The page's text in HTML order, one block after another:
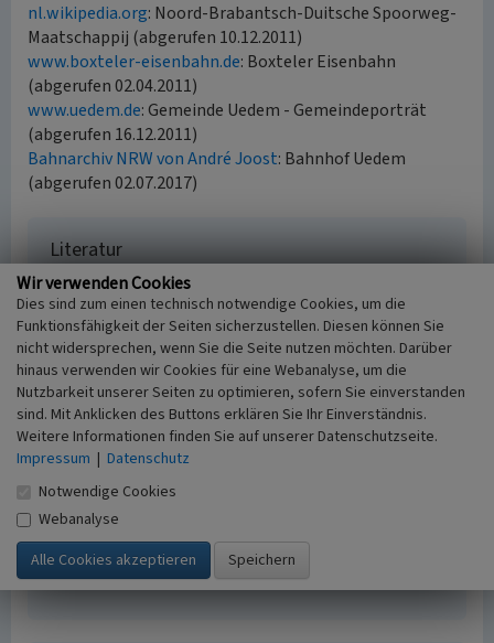
nl.wikipedia.org: Noord-Brabantsch-Duitsche Spoorweg-
Maatschappij (abgerufen 10.12.2011)
www.boxteler-eisenbahn.de: Boxteler Eisenbahn
(abgerufen 02.04.2011)
www.uedem.de: Gemeinde Uedem - Gemeindeporträt
(abgerufen 16.12.2011)
Bahnarchiv NRW von André Joost: Bahnhof Uedem
(abgerufen 02.07.2017)
Literatur
Barthels, Thomas (2008)
zur Reichsbahnzeit. S. 69, Mönchengladbach.
Barthels, Thomas; Möller, Armin; Barthels, Klaus
(2007) Bahnen am Niederrhein. Eine
Bestandsaufnahme der Eisenbahnen am
Niederrhein zwischen Arnhem und
Rommerskirchen, Venlo und Oberhausen. S. 76-77,
Mönchengladbach.
Geschichte am Niederrhein. S. 74-81, Duisburg.
Verfürth, Werner (1998)
Streckenteilung von km 0,0 bis km 40,2 für die
Strecke Büderich - Hassum - Landesgrenze. Kalkar.
Wir verwenden Cookies
Dies sind zum einen technisch notwendige Cookies, um die
Funktionsfähigkeit der Seiten sicherzustellen. Diesen können Sie
nicht widersprechen, wenn Sie die Seite nutzen möchten. Darüber
hinaus verwenden wir Cookies für eine Webanalyse, um die
Nutzbarkeit unserer Seiten zu optimieren, sofern Sie einverstanden
sind. Mit Anklicken des Buttons erklären Sie Ihr Einverständnis.
Weitere Informationen finden Sie auf unserer Datenschutzseite.
Impressum | Datenschutz
Notwendige Cookies
Webanalyse